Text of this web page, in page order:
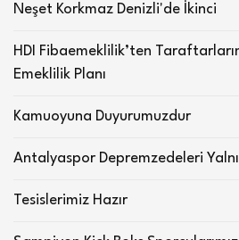
Neşet Korkmaz Denizli'de İkinci
HDI Fibaemeklilik’ten
Emeklilik Planı
Kamuoyuna Duyurumuzdur
Antalyaspor Depremzedeleri
Tesislerimiz Hazır